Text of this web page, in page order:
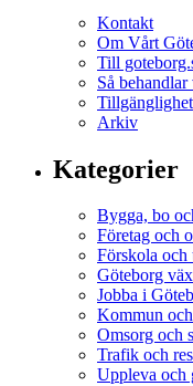
Kontakt
Om Vårt
Till
Så
Tillgänglighet
Arkiv
Kategorier
Bygga, bo
Företag och
Förskola
Göteborg
Jobba i
Kommun
Omsorg och
Trafik och
Uppleva och